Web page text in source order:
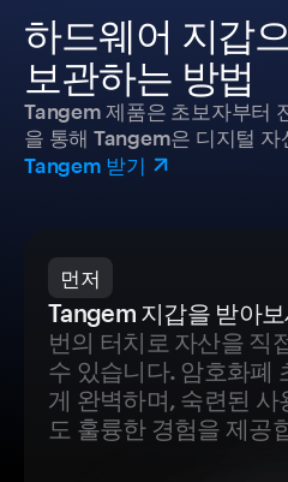
하드웨어 지갑
보관하는 방법
Tangem 제품은 초보자부터
을 통해 Tangem은 디지털
Tangem 받기
먼저
Tangem 지갑을 받아
번의 터치로 자산을 직
수 있습니다. 암호화폐
게 완벽하며, 숙련된 사
도 훌륭한 경험을 제공